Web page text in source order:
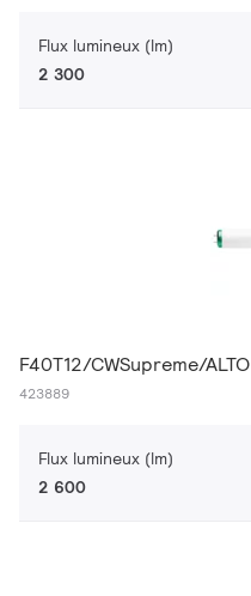
Flux lumineux (lm)
2 300
F40T12/CWSupreme/ALTO
423889
Flux lumineux (lm)
2 600